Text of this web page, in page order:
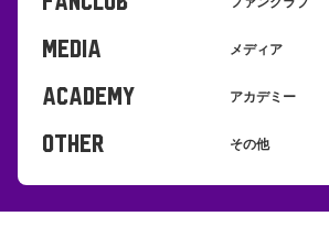
MEDIA メディア
ACADEMY アカデミー
OTHER その他